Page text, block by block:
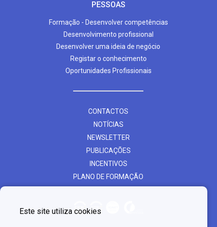
PESSOAS
Formação - Desenvolver competências
Desenvolvimento profissional
Desenvolver uma ideia de negócio
Registar o conhecimento
Oportunidades Profissionais
CONTACTOS
NOTÍCIAS
NEWSLETTER
PUBLICAÇÕES
INCENTIVOS
PLANO DE FORMAÇÃO
Este site utiliza cookies